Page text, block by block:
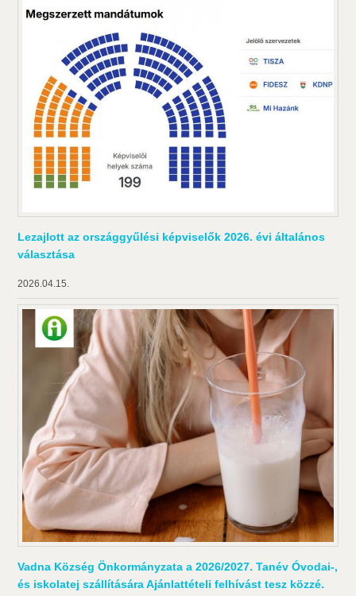
Lezajlott az országgyűlési képviselők 2026. évi általános
választása
2026.04.15.
Vadna Község Önkormányzata a 2026/2027. Tanév Óvodai-,
és iskolatej szállítására Ajánlattételi felhívást tesz közzé.